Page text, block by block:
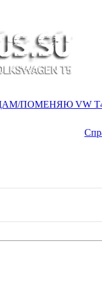
ПОМЕНЯЮ VW T4,